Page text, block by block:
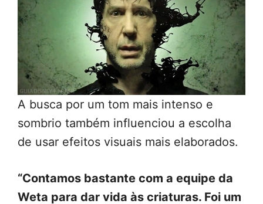
A busca por um tom mais intenso e
sombrio também influenciou a escolha
de usar efeitos visuais mais elaborados.
“Contamos bastante com a equipe da
Weta para dar vida às criaturas. Foi um